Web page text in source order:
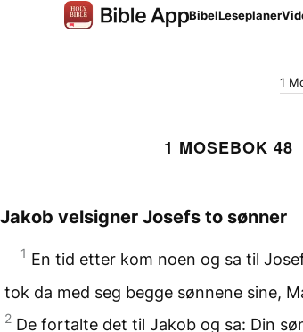
BibelLeseplaner
1
1 MOSEBOK 48
Jakob velsigner Josefs to sønner
1 En tid etter kom noen og sa til
tok da med seg begge sønnene sine,
2 De fortalte det til Jakob og sa: Din